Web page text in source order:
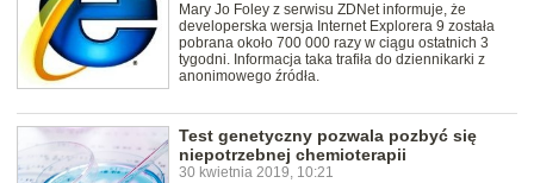
Mary Jo Foley z serwisu ZDNet informuje, że
developerska wersja Internet Explorera 9 została
pobrana około 700 000 razy w ciągu ostatnich 3
tygodni. Informacja taka trafiła do dziennikarki z
anonimowego źródła.
Test genetyczny pozwala pozbyć się
niepotrzebnej chemioterapii
30 kwietnia 2019, 10:21